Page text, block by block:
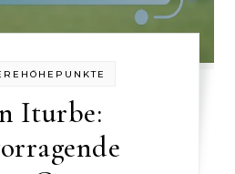
Iturbe: